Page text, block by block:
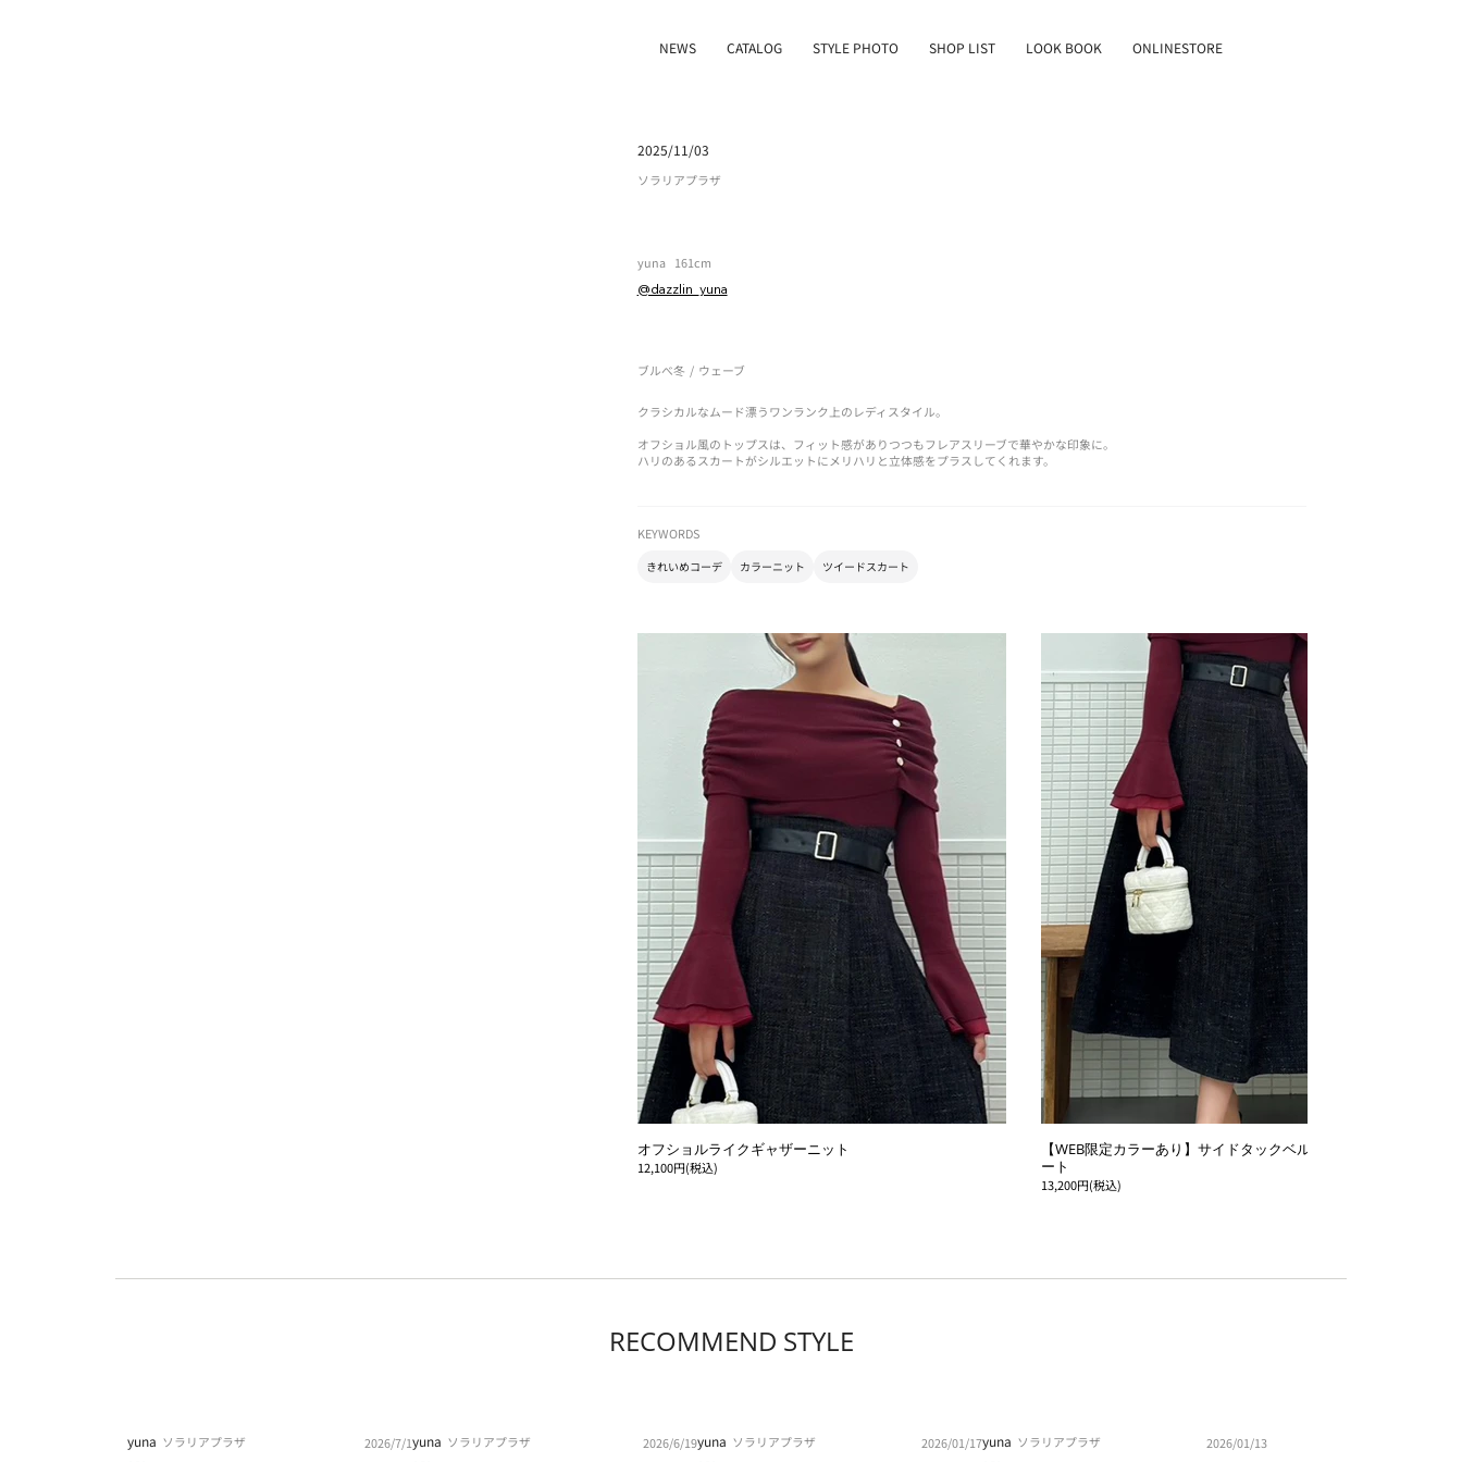
NEWS CATALOG STYLE PHOTO SHOP LIST LOOK BOOK ONLINESTORE
2025/11/03
ソラリアプラザ
yuna 161cm
@dazzlin_yuna
ブルべ冬 / ウェーブ
クラシカルなムード漂うワンランク上のレディスタイル。
オフショル風のトップスは、フィット感がありつつもフレアスリーブで華やかな印象に。
ハリのあるスカートがシルエットにメリハリと立体感をプラスしてくれます。
KEYWORDS
きれいめコーデ カラーニット ツイードスカート
オフショルライクギャザーニット
12,100円(税込)
【WEB限定カラーあり】サイドタックベルトフレアスカ
ート
13,200円(税込)
RECOMMEND STYLE
yuna ソラリアプラザ 2026/7/1yuna ソラリアプラザ 2026/6/19yuna ソラリアプラザ 2026/01/17yuna ソラリアプラザ 2026/01/13